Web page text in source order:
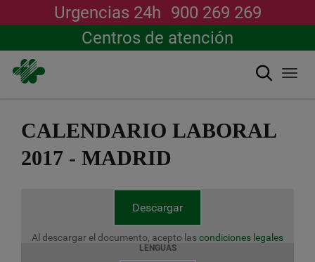
contenido
Urgencias 24h 900 269 269
Centros de atención
Buscar
CALENDARIO LABORAL
2017 - MADRID
Descargar
Al descargar el documento, acepto lascondiciones legales
LENGUAS